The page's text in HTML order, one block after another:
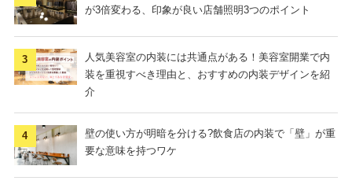
が3倍変わる、印象が良い店舗照明3つのポイント
人気美容室の内装には共通点がある！美容室開業で内
装を重視すべき理由と、おすすめの内装デザインを紹
介
壁の使い方が明暗を分ける?飲食店の内装で「壁」が重
要な意味を持つワケ